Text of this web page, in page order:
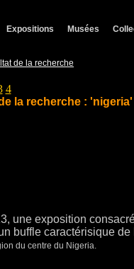
Expositions Musées
de la recherche
4
la recherche : 'nigeria'
une exposition
buffle caractérisique
du centre du Nigeria.